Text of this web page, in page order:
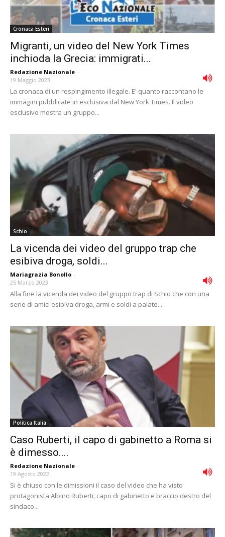
Cronaca Esteri
Migranti, un video del New York Times
inchioda la Grecia: immigrati...
Redazione Nazionale -
19 Maggio 2023
La cronaca di un respingimento illegale. E' quanto raccontano le
immagini pubblicate in esclusiva dal New York Times. Il video
esclusivo mostra un gruppo...
Schio
La vicenda dei video del gruppo trap che
esibiva droga, soldi...
Mariagrazia Bonollo -
25 Marzo 2023
Alla fine la vicenda dei video del gruppo trap di Schio che con una
serie di amici esibiva droga, armi e soldi a palate...
Politica Italia
Caso Ruberti, il capo di gabinetto a Roma si
è dimesso....
Redazione Nazionale -
19 Agosto 2022
Si è chiuso con le dimissioni il caso del video che ha visto
protagonista Albino Ruberti, capo di gabinetto e braccio destro del
sindaco...